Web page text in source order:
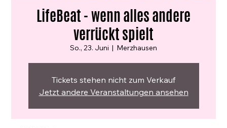
LifeBeat - wenn alles andere
verrückt spielt
So., 23. Juni
  |
Merzhausen
Tickets stehen nicht zum Verkauf
Jetzt andere Veranstaltungen ansehen